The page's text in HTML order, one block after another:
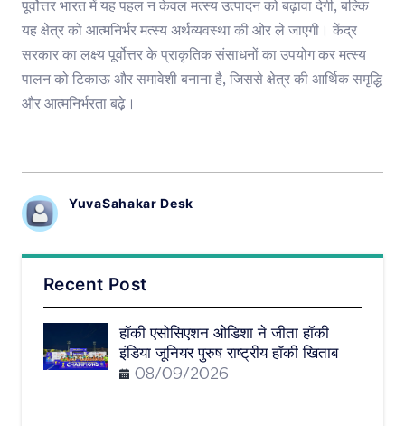
पूर्वोत्तर भारत में यह पहल न केवल मत्स्य उत्पादन को बढ़ावा देगी, बल्कि
यह क्षेत्र को आत्मनिर्भर मत्स्य अर्थव्यवस्था की ओर ले जाएगी। केंद्र
सरकार का लक्ष्य पूर्वोत्तर के प्राकृतिक संसाधनों का उपयोग कर मत्स्य
पालन को टिकाऊ और समावेशी बनाना है, जिससे क्षेत्र की आर्थिक समृद्धि
और आत्मनिर्भरता बढ़े।
YuvaSahakar Desk
Recent Post
हॉकी एसोसिएशन ओडिशा ने जीता हॉकी
इंडिया जूनियर पुरुष राष्ट्रीय हॉकी खिताब
08/09/2026